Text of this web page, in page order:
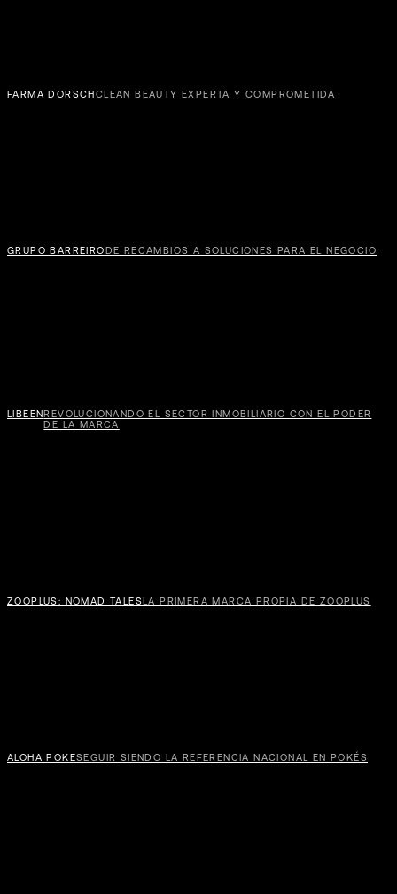
FARMA DORSCH CLEAN BEAUTY EXPERTA Y COMPROMETIDA
ZOOPLUS: NOMAD TALES LA PRIMERA MARCA PROPIA DE ZOOPLUS
GRUPO BARREIRODE RECAMBIOS A SOLUCIONES PARA EL NEGOCIO
ALOHA POKESEGUIR SIENDO LA REFERENCIA NACIONAL EN POKÉS
LIBEENREVOLUCIONANDO EL SECTOR INMOBILIARIO CON EL PODER
DE LA MARCA